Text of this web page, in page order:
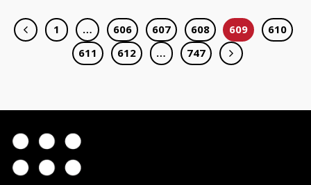
1 … 606 607 608 609
610
611
612 … 747